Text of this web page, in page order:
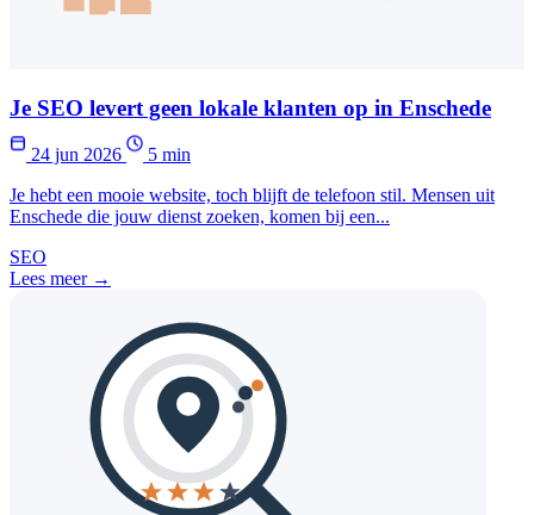
Je SEO levert geen lokale klanten op in Enschede
24 jun 2026
5 min
Je hebt een mooie website, toch blijft de telefoon stil. Mensen uit
Enschede die jouw dienst zoeken, komen bij een...
SEO
Lees meer →